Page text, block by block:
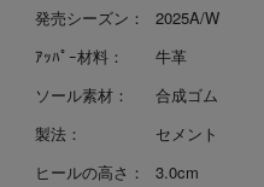
発売シーズン：
2025A/W
ｱｯﾊﾟｰ材料：
牛革
ソール素材：
合成ゴム
製法：
セメント
ヒールの高さ：
3.0cm